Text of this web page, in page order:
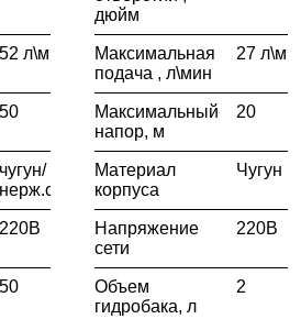
52 л\мин
50
чугун/
нерж.сталь
220В
50
дюйм
Максимальная
подача , л\мин
27
Максимальный
напор, м
20
Материал
корпуса
Чугун
Напряжение
сети
220В
Объем
гидробака, л
2